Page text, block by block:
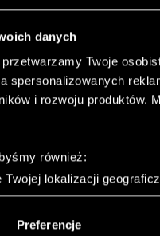
danych
przetwarzamy Twoje
spersonalizowanych
i rozwoju produktów.
również:
lokalizacji
aktywnie analizując
Preferencje
ze spółką zależną CD